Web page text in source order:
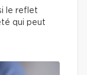
le reflet
qui peut